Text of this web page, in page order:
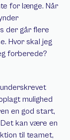
for længe. Når
der går flere
Hvor skal jeg
forberede?
mulighed
en god start,
kan være en
til teamet,